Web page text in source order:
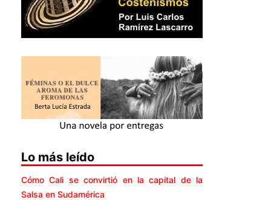
Lo más leído
Cómo Cali se convirtió en la capital de la
Salsa en Sudamérica